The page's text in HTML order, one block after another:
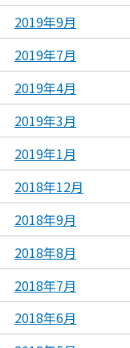
2019年9月
2019年7月
2019年4月
2019年3月
2019年1月
2018年12月
2018年9月
2018年8月
2018年7月
2018年6月